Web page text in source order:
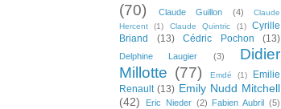
(70)
Claude Guillon (4)
Claude
Hercent
(1) Claude Quintric (1)
Cyrille
Briand
(13) Cédric Pochon (13)
Delphine Laugier (3)
Didier
Millotte (77) Emdé (1)
Emilie
Renault (13) Emily Nudd Mitchell
(42)
Eric Nieder (2) Fabien Aubril (5)